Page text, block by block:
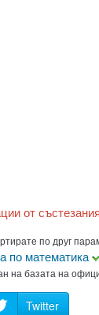
от
по друг
по математика
на базата на
Twitter